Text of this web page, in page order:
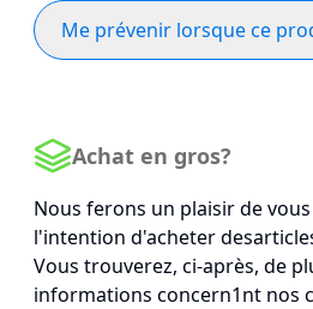
Me prévenir lorsque ce
Achat en gros?
Nous ferons un plaisir de
l'intention d'acheter
Vous trouverez, ci-après, de
informations concern1nt nos